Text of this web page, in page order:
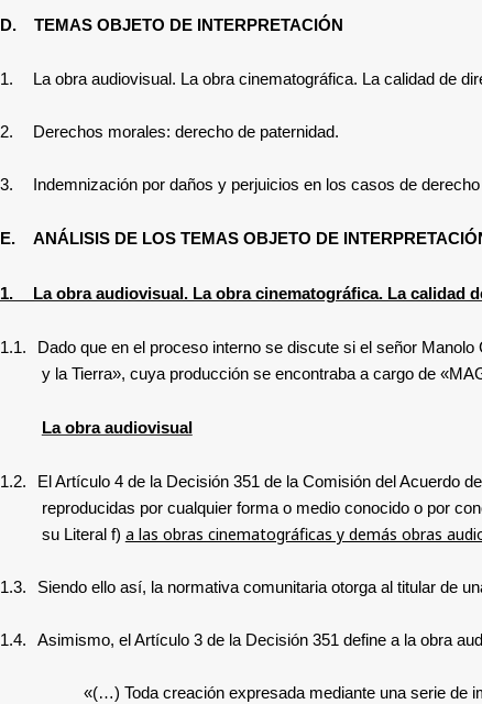
D. TEMAS OBJETO DE INTERPRETACIÓN
1. La obra audiovisual. La obra cinematográfica. La calidad de
2. Derechos morales: derecho de paternidad.
3. Indemnización por daños y perjuicios en los casos de derecho
E. ANÁLISIS DE LOS TEMAS OBJETO DE
1. La obra audiovisual. La obra cinematográfica. La calidad
1.1.
Dado que en el proceso interno se discute si el señor
y la Tierra», cuya producción se encontraba a cargo de
La obra audiovisual
1.2.
El Artículo 4 de la Decisión 351 de la Comisión del Acuerdo
reproducidas por cualquier forma o medio conocido o por
su Literal f) a las obras cinematográficas y demás obras
1.3. Siendo ello así, la normativa comunitaria otorga al titular de
1.4. Asimismo, el Artículo 3 de la Decisión 351 define a la obra
«(…) Toda creación expresada mediante una serie de